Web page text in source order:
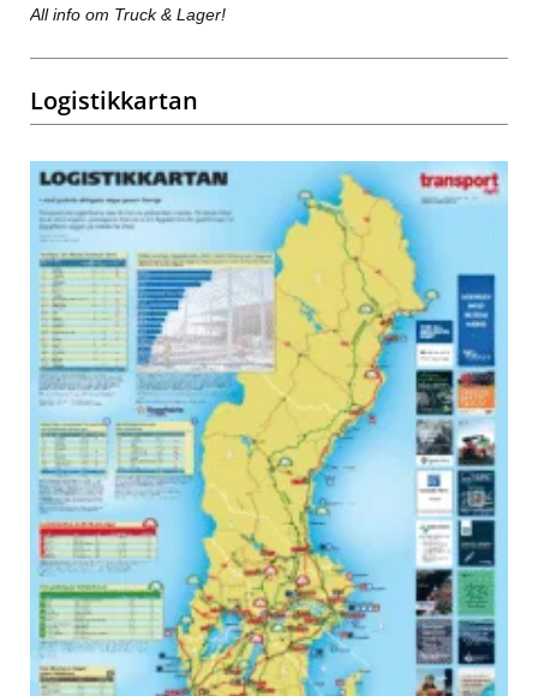
All info om Truck & Lager!
Logistikkartan